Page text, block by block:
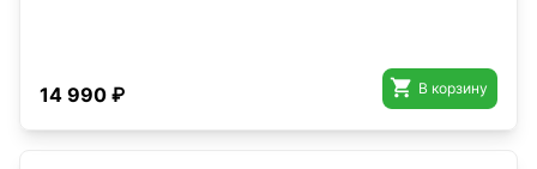
14 990 ₽  В корзину